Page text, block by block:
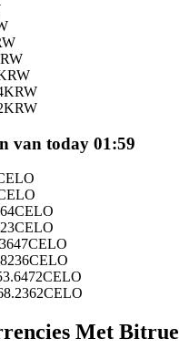
KRW
KRW
van today 01:59
CELO
CELO
CELO
CELO
CELO
CELO
Met Bitrue